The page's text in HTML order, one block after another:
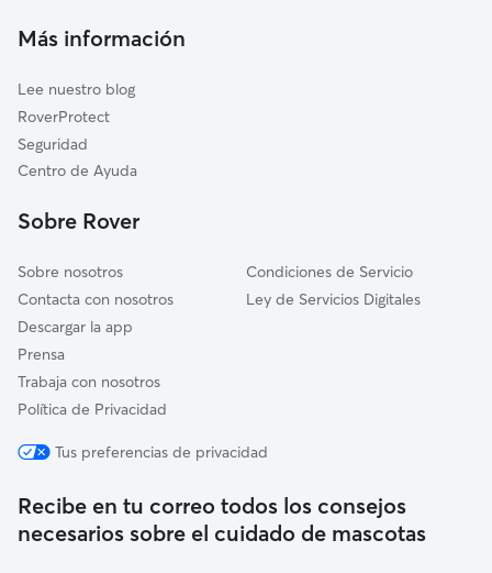
Gimileo
Ollauri
San Vicente de la Sonsierra
Cuidadores a domicilio en Berantevilla
Más información
Lee nuestro blog
RoverProtect
Seguridad
Centro de Ayuda
Sobre Rover
Sobre nosotros
Contacta con nosotros
Descargar la app
Prensa
Trabaja con nosotros
Política de Privacidad
Condiciones de Servicio
Ley de Servicios Digitales
Tus preferencias de privacidad
Recibe en tu correo todos los consejos
necesarios sobre el cuidado de mascotas